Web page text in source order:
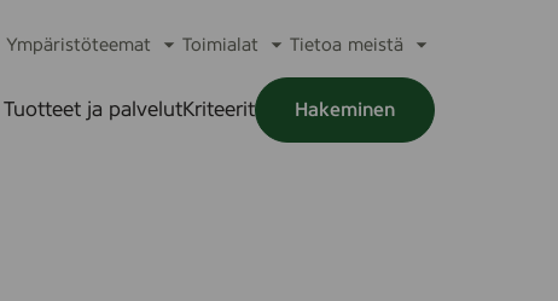
Ympäristöteemat Toimialat
alavalikko
Tietoa meistä
alavalikko
Tuotteet ja palvelutKriteerit Hakeminen